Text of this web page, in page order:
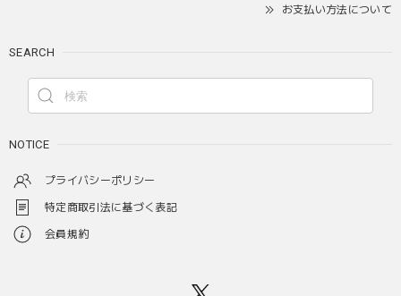
お支払い方法について
SEARCH
NOTICE
プライバシーポリシー
特定商取引法に基づく表記
会員規約